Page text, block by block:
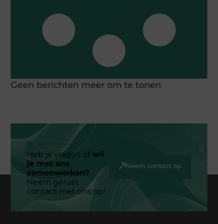
Geen berichten meer om te tonen
Heb je vragen ofwil
je met ons
samenwerken?
Neem gerust
contact met ons op!
Neem contact op